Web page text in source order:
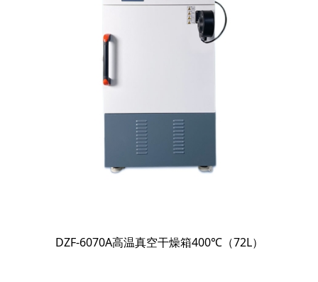
DZF-6070A高温真空干燥箱400℃（72L）